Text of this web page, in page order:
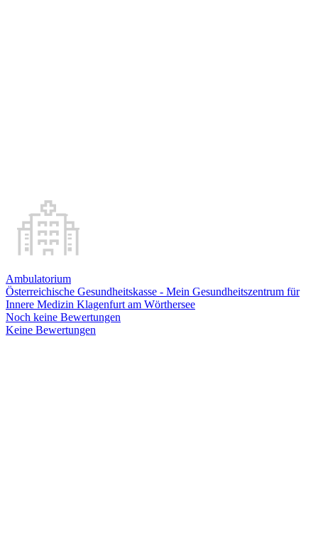
Ambulatorium
Österreichische Gesundheitskasse - Mein Gesundheitszentrum für
Innere Medizin Klagenfurt am Wörthersee
Noch keine Bewertungen
Keine Bewertungen